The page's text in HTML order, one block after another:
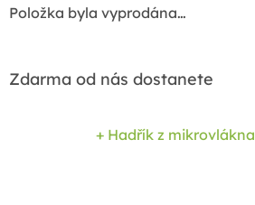
Položka byla vyprodána…
Zdarma od nás dostanete
+ Hadřík z mikrovlákna